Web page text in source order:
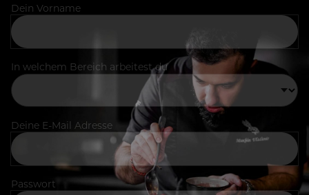
Dein Vorname
In welchem Bereich arbeitest du
Deine E-Mail Adresse
Passwort